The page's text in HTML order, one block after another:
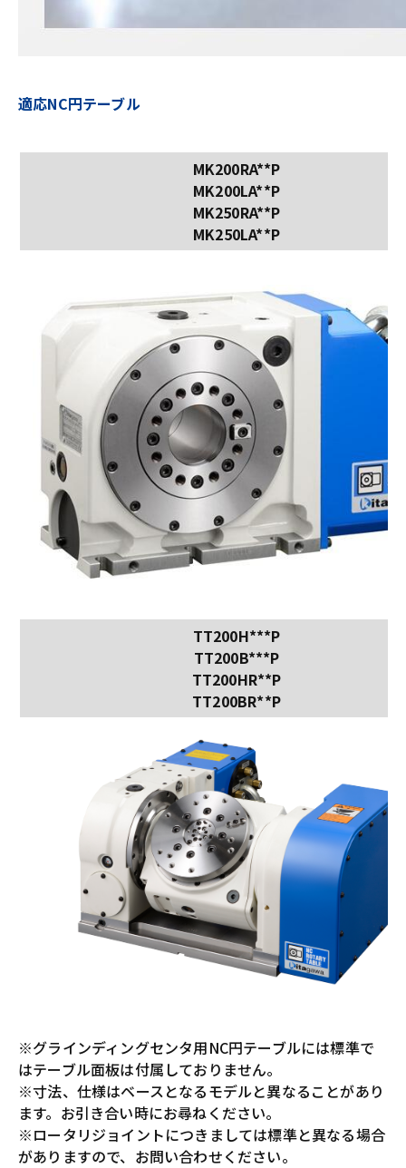
適応NC円テーブル
MK200RA**P
MK200LA**P
MK250RA**P
MK250LA**P
TT200H***P
TT200B***P
TT200HR**P
TT200BR**P
※グラインディングセンタ用NC円テーブルには標準で
はテーブル面板は付属しておりません。
※寸法、仕様はベースとなるモデルと異なることがあり
ます。お引き合い時にお尋ねください。
※ロータリジョイントにつきましては標準と異なる場合
がありますので、お問い合わせください。